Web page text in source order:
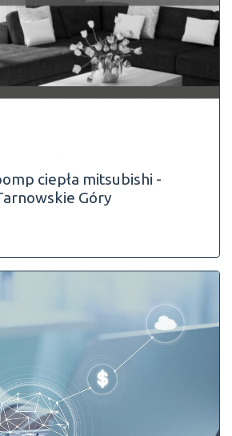
ciepła mitsubishi -
Góry